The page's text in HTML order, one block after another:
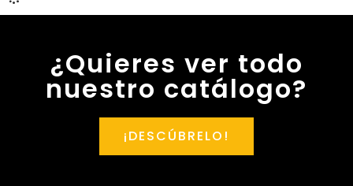
¿Quieres ver todo
nuestro catálogo?
¡DESCÚBRELO!